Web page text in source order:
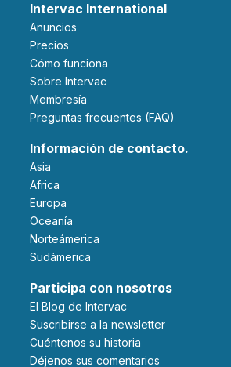
Intervac International
Anuncios
Precios
Cómo funciona
Sobre Intervac
Membresía
Preguntas frecuentes (FAQ)
Información de contacto.
Asia
Africa
Europa
Oceanía
Norteámerica
Sudámerica
Participa con nosotros
El Blog de Intervac
Suscribirse a la newsletter
Cuéntenos su historia
Déjenos sus comentarios